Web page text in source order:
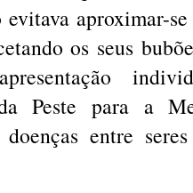
aproximar-
os seus
Peste para a
doenças entre